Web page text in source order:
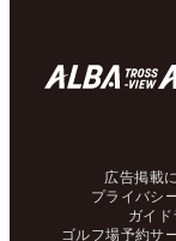
広告掲載
プライバシ
ガイド
ゴルフ場予約サ